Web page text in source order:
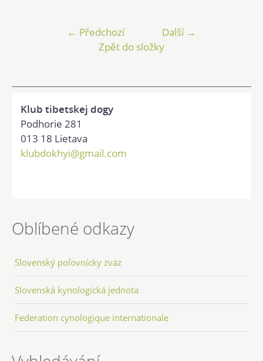
← Předchozí
Další →
Zpět do složky
Klub tibetskej dogy
Podhorie 281
013 18 Lietava
klubdokhyi@gmail.com
Oblíbené odkazy
Slovenský poľovnícky zväz
Slovenská kynologická jednota
Federation cynologique internationale